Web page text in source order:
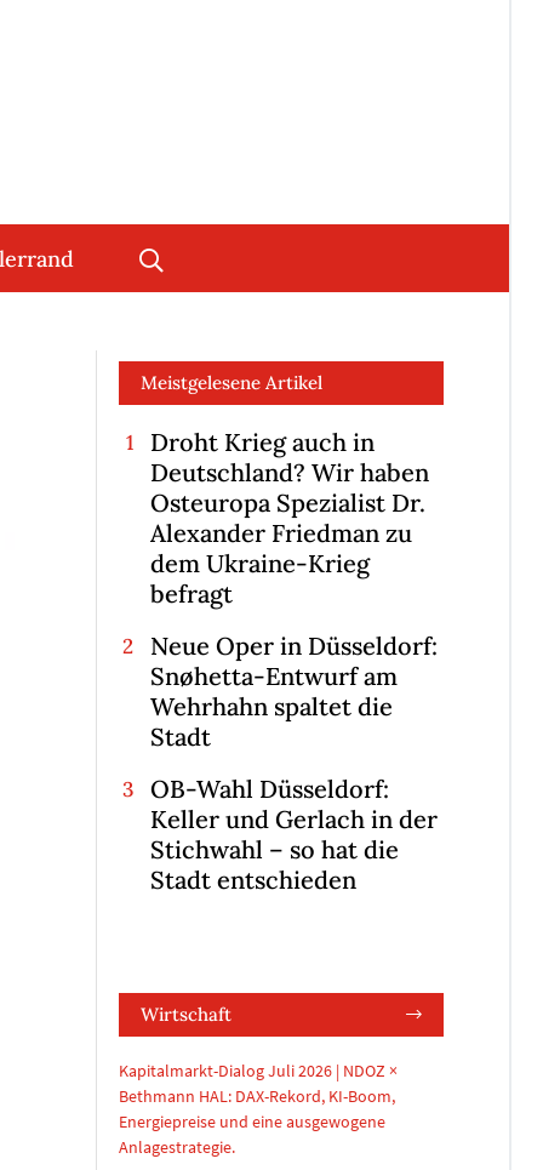
Meistgelesene Artikel
Droht Krieg auch in
Deutschland? Wir haben
Osteuropa Spezialist Dr.
Alexander Friedman zu
dem Ukraine-Krieg
befragt
Neue Oper in Düsseldorf:
Snøhetta-Entwurf am
Wehrhahn spaltet die
Stadt
OB-Wahl Düsseldorf:
Keller und Gerlach in der
Stichwahl – so hat die
Stadt entschieden
Wirtschaft
Kapitalmarkt-Dialog Juli 2026 | NDOZ ×
Bethmann HAL: DAX-Rekord, KI-Boom,
Energiepreise und eine ausgewogene
Anlagestrategie.